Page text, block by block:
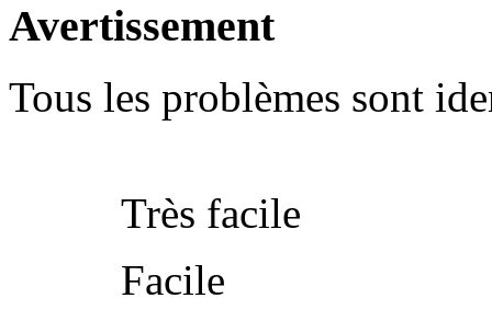
Avertissement
Tous les problèmes sont
Très facile
Facile